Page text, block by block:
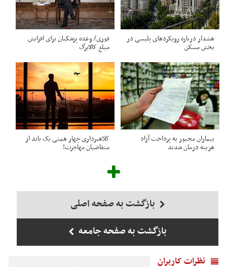
هشدار درباره رویکردهای پلیسی در
بخش مسکن
فوری/ وعده پزشکیان برای افزایش
مبلغ کالابرگ
بیماران مجبور به پرداخت آزاد
هزینه درمان شدند
کلاهبرداری چهار همتی یک باند از
متقاضیان مهاجرت!
بازگشت به صفحه اصلی
بازگشت به صفحه جامعه
نظرات کاربران